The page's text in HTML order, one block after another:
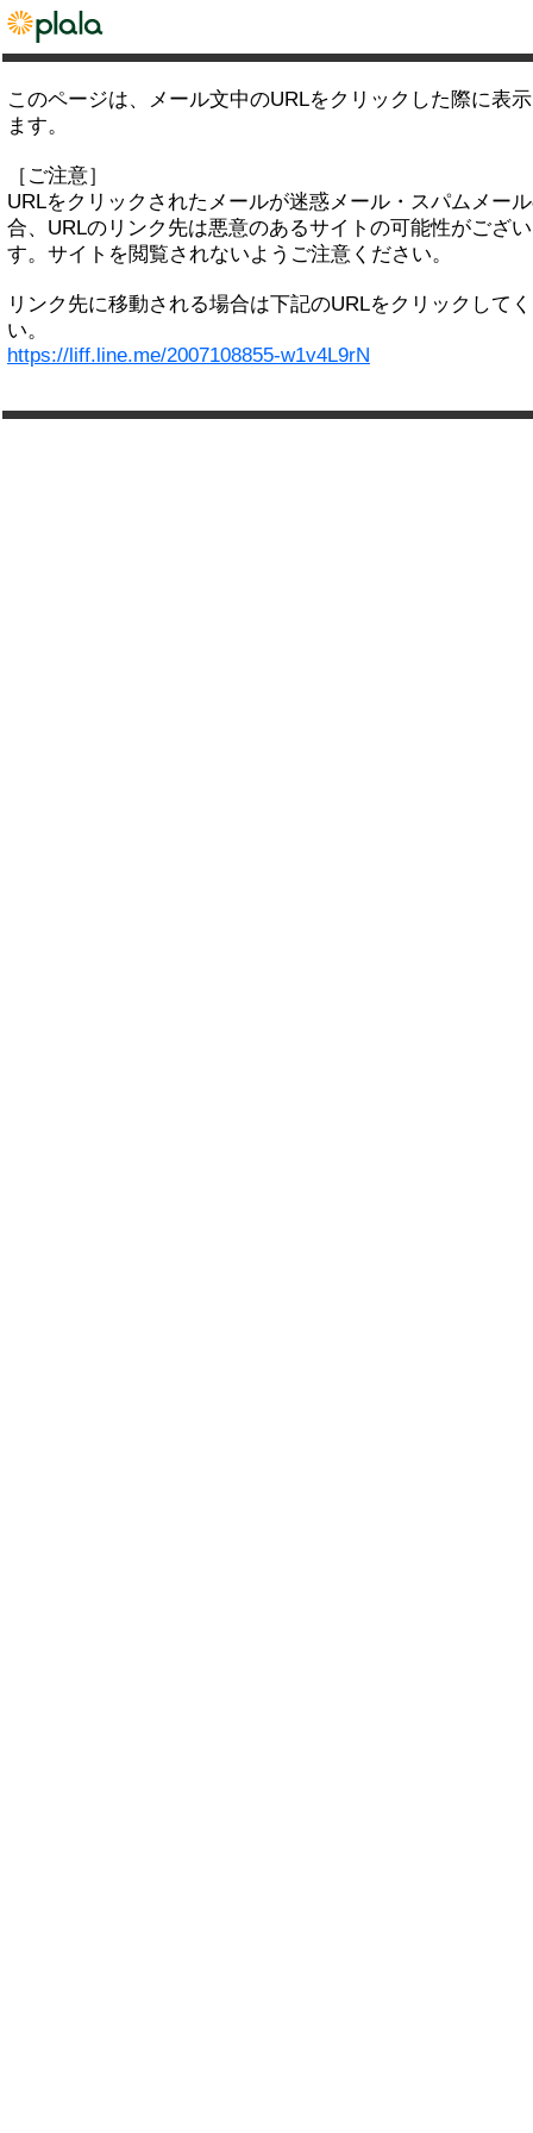
このページは、メール文中のURLをクリックした際に表
ます。
［ご注意］
URLをクリックされたメールが迷惑メール・スパムメー
合、URLのリンク先は悪意のあるサイトの可能性がござ
す。サイトを閲覧されないようご注意ください。
リンク先に移動される場合は下記のURLをクリックして
い。
https://liff.line.me/2007108855-w1v4L9rN